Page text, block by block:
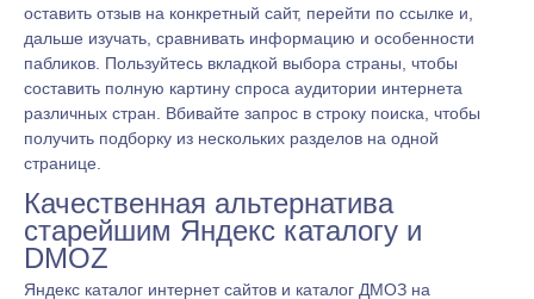
оставить отзыв на конкретный сайт, перейти по ссылке и,
дальше изучать, сравнивать информацию и особенности
пабликов. Пользуйтесь вкладкой выбора страны, чтобы
составить полную картину спроса аудитории интернета
различных стран. Вбивайте запрос в строку поиска, чтобы
получить подборку из нескольких разделов на одной
странице.
Качественная альтернатива
старейшим Яндекс каталогу и
DMOZ
Яндекс каталог интернет сайтов и каталог ДМОЗ на